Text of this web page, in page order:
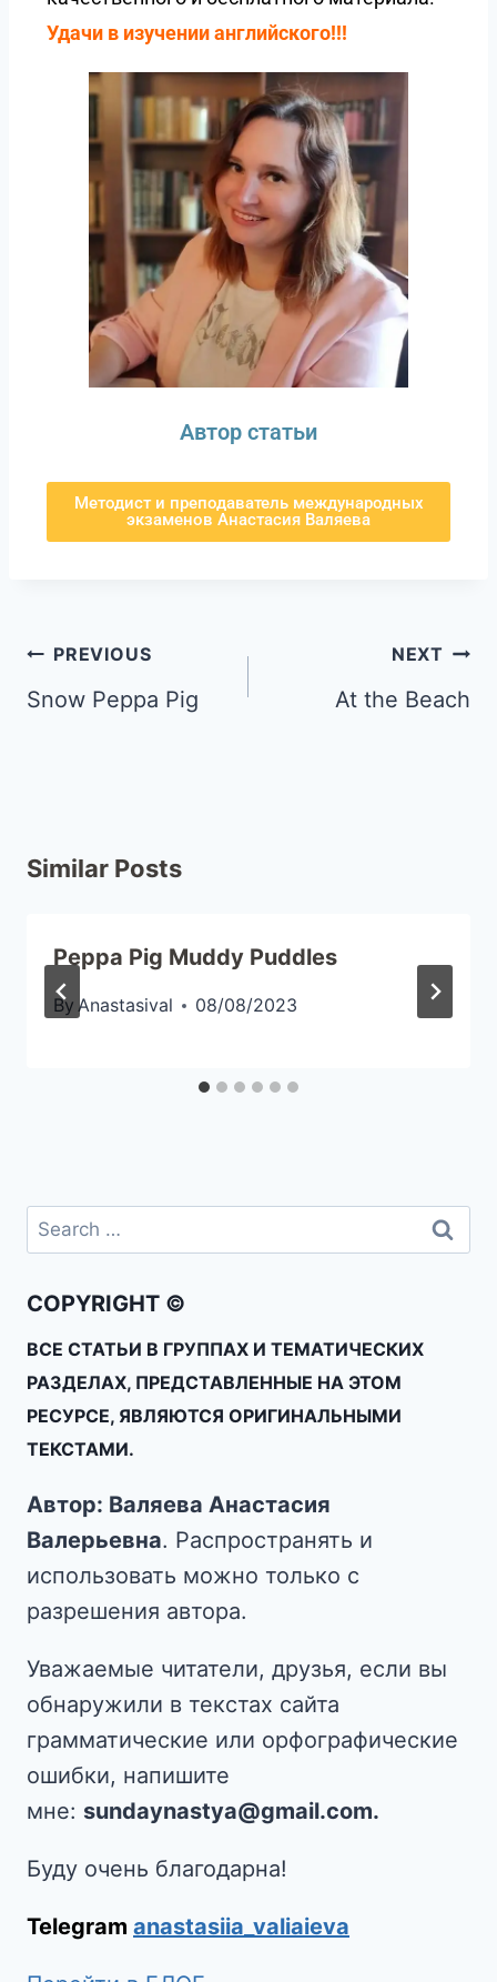
Удачи в изучении английского!!!
Автор статьи
Методист и преподаватель международных
экзаменов Анастасия Валяева
PREVIOUS
Snow Peppa Pig
NEXT
At the Beach
Similar Posts
Peppa Pig Muddy Puddles
By Anastasival 08/08/2023
COPYRIGHT ©
ВСЕ СТАТЬИ В ГРУППАХ И ТЕМАТИЧЕСКИХ
РАЗДЕЛАХ, ПРЕДСТАВЛЕННЫЕ НА ЭТОМ
РЕСУРСЕ, ЯВЛЯЮТСЯ ОРИГИНАЛЬНЫМИ
ТЕКСТАМИ.
Автор: Валяева Анастасия
Валерьевна. Распространять и
использовать можно только с
разрешения автора.
Уважаемые читатели, друзья, если вы
обнаружили в текстах сайта
грамматические или орфографические
ошибки, напишите
мне: sundaynastya@gmail.com.
Буду очень благодарна!
Telegram anastasiia_valiaieva